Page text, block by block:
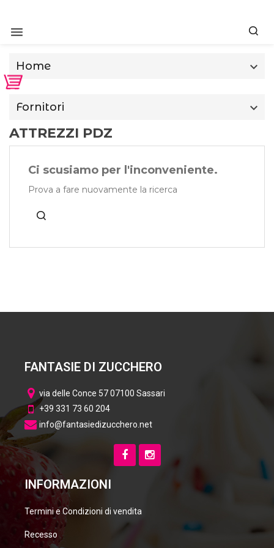

Home 
Fornitori 
ATTREZZI PDZ
Ci scusiamo per l'inconveniente.
Prova a fare nuovamente la ricerca
FANTASIE DI ZUCCHERO
via delle Conce 57 07100 Sassari
+39 331 73 60 204
info@fantasiedizucchero.net
INFORMAZIONI
Termini e Condizioni di vendita
Recesso